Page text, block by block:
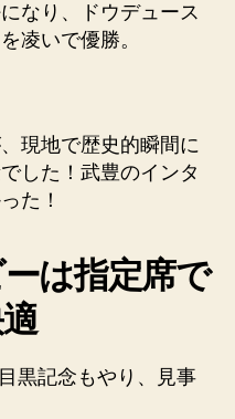
なり、ドウデュース
凌いで優勝。
現地で歴史的瞬間に
した！武豊のインタ
た！
は指定席で
黒記念もやり、見事